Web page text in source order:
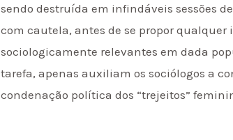
sendo destruída em infindáveis sessões
com cautela, antes de se propor
sociologicamente relevantes em dada
tarefa, apenas auxiliam os sociólogos a
condenação política dos “trejeitos”